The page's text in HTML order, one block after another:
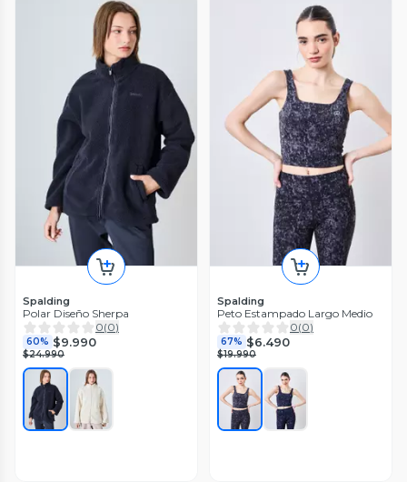
Spalding
Polar Diseño Sherpa
0(0)
60% $9.990
$24.990
Spalding
Peto Estampado Largo Medio
0(0)
67% $6.490
$19.990